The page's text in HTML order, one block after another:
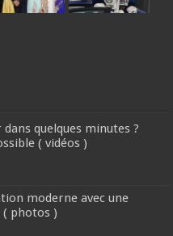
quelques minutes ?
( vidéos )
moderne avec une
photos )